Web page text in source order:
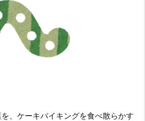
、ケーキバイキングを食べ散らかす